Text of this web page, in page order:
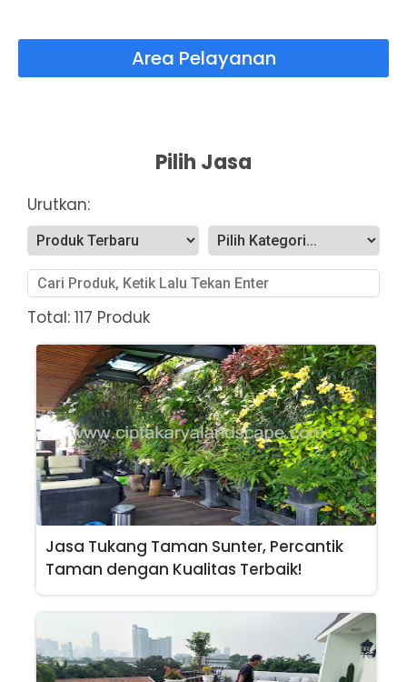
Area Pelayanan
Pilih Jasa
Urutkan:
Total: 117 Produk
Jasa Tukang Taman Sunter, Percantik
Taman dengan Kualitas Terbaik!